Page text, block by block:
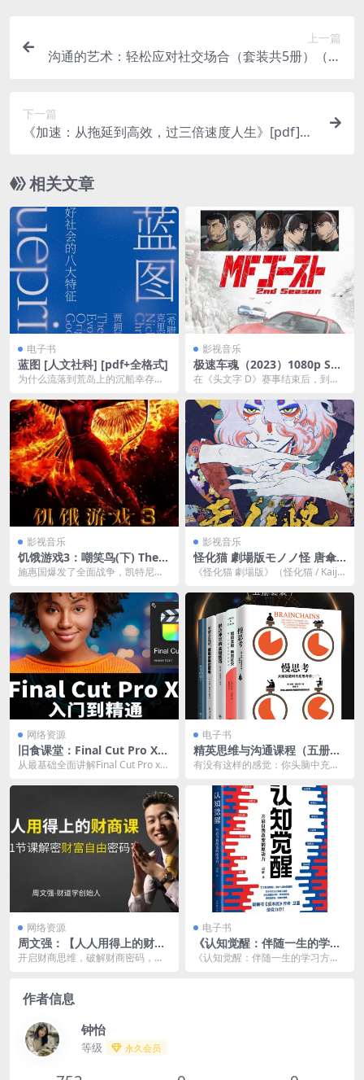
上一篇
沟通的艺术：轻松应对社交场合（套装共5册）（沟
下一篇
《加速：从拖延到高效，过三倍速度人生》[pdf]夸
相关文章
电子书
蓝图 [ 人文社科] [pdf+全格式]
为什么流落到荒岛上的沉船幸存
建设乌托邦社会的尝试大...
影视音乐
极速车魂（2023）1080p S01
+S02 E01 内封简繁夸克网盘
在《头文字 D》赛事结束后，到了
界，停止生产...
影视音乐
饥饿游戏3：嘲笑鸟(下) The H
unger Games: Mockingjay
5)
施惠国爆发了全面战争，凯特尼斯
饰...
影视音乐
怪化猫 劇場版モノノ怪 唐傘
(2024) CV：神谷浩史 / 黑泽
【日漫】
《怪化猫 劇場版》（怪化猫 / Kaiju
网络资源
旧食课堂：Final Cut Pro X
视频剪辑从入门到精通系统课
从最基础全面讲解Final Cut Pro x的
速...
电子书
精英思维与沟通课程（五册套
装） [ 套装合集] [pdf+全格式]
有没有这样的感觉：你头脑中充斥
话、朋友圈和手头工作...
网络资源
周文强：【人人用得上的财商
思维课程 】夸克网盘下载
开启财商思维，破解财商密码，启
电子书
《认知觉醒：伴随一生的学习
方法论》青少年学习版
《认知觉醒：伴随一生的学习方法
作者信息
钟怡
等级 永久会员